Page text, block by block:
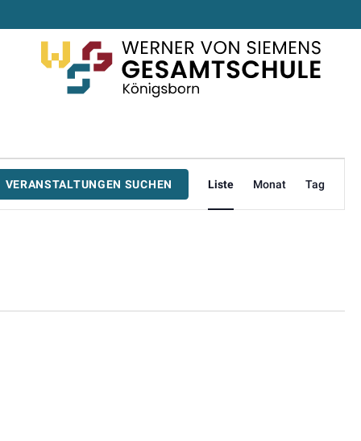
VERANSTALTUNGEN SUCHEN Liste Monat Tag